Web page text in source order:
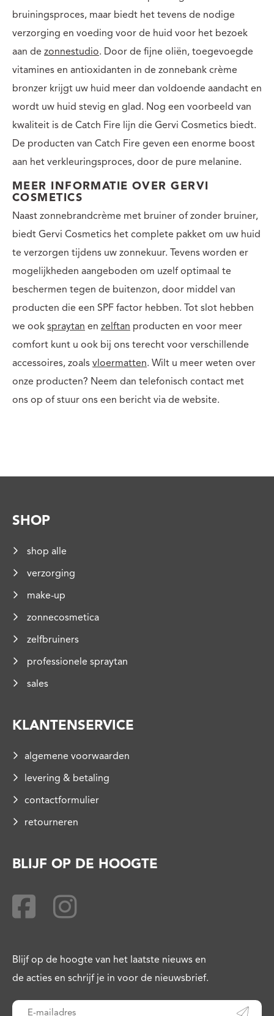
bruiningsproces, maar biedt het tevens de nodige
verzorging en voeding voor de huid voor het bezoek
aan de zonnestudio. Door de fijne oliën, toegevoegde
vitamines en antioxidanten in de zonnebank crème
bronzer krijgt uw huid meer dan voldoende aandacht en
wordt uw huid stevig en glad. Nog een voorbeeld van
kwaliteit is de Catch Fire lijn die Gervi Cosmetics biedt.
De producten van Catch Fire geven een enorme boost
aan het verkleuringsproces, door de pure melanine.
MEER INFORMATIE OVER GERVI
COSMETICS
Naast zonnebrandcrème met bruiner of zonder bruiner,
biedt Gervi Cosmetics het complete pakket om uw huid
te verzorgen tijdens uw zonnekuur. Tevens worden er
mogelijkheden aangeboden om uzelf optimaal te
beschermen tegen de buitenzon, door middel van
producten die een SPF factor hebben. Tot slot hebben
we ook spraytan en zelftan producten en voor meer
comfort kunt u ook bij ons terecht voor verschillende
accessoires, zoals vloermatten. Wilt u meer weten over
onze producten? Neem dan telefonisch contact met
ons op of stuur ons een bericht via de website.
SHOP
shop alle
verzorging
make-up
zonnecosmetica
zelfbruiners
professionele spraytan
sales
KLANTENSERVICE
algemene voorwaarden
levering & betaling
contactformulier
retourneren
BLIJF OP DE HOOGTE
Blijf op de hoogte van het laatste nieuws en
de acties en schrijf je in voor de nieuwsbrief.